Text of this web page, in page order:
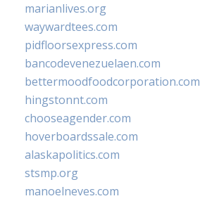
marianlives.org
waywardtees.com
pidfloorsexpress.com
bancodevenezuelaen.com
bettermoodfoodcorporation.com
hingstonnt.com
chooseagender.com
hoverboardssale.com
alaskapolitics.com
stsmp.org
manoelneves.com